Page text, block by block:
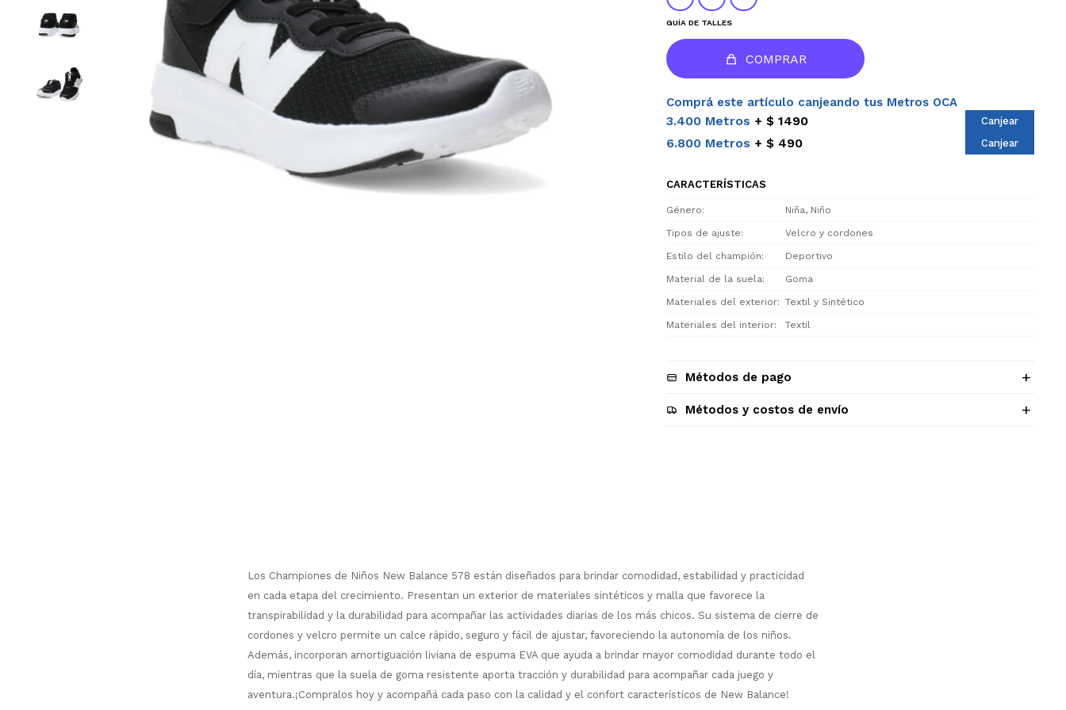
GUÍA DE TALLES
COMPRAR
Comprá este artículo canjeando tus Metros OCA
3.400 Metros $ 1490 Canjear
6.800 Metros $ 490 Canjear
CARACTERÍSTICAS
Género Niña, Niño
Tipos de ajuste Velcro y cordones
Estilo del champión Deportivo
Material de la suela Goma
Materiales del exterior Textil y Sintético
Materiales del interior Textil
Métodos de pago
Métodos y costos de envío
Los Championes de Niños New Balance 578 están diseñados para brindar comodidad, estabilidad y practicidad
en cada etapa del crecimiento. Presentan un exterior de materiales sintéticos y malla que favorece la
transpirabilidad y la durabilidad para acompañar las actividades diarias de los más chicos. Su sistema de cierre de
cordones y velcro permite un calce rápido, seguro y fácil de ajustar, favoreciendo la autonomía de los niños.
Además, incorporan amortiguación liviana de espuma EVA que ayuda a brindar mayor comodidad durante todo el
día, mientras que la suela de goma resistente aporta tracción y durabilidad para acompañar cada juego y
aventura.¡Compralos hoy y acompañá cada paso con la calidad y el confort característicos de New Balance!
¡Sumate a la forma más ágil de
comprar!
Comprá en 3 cuotas sin recargo o hasta
en 12 cuotas * ¡Solo con tu cédula!
* sujeto aprobación crediticia.